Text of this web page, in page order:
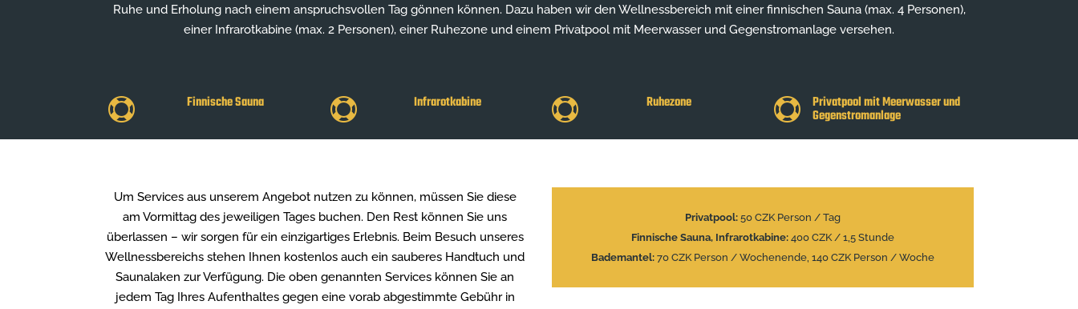
Ruhe und Erholung nach einem anspruchsvollen Tag gönnen können. Dazu haben wir den Wellnessbereich mit einer finnischen Sauna (max. 4 Personen),
einer Infrarotkabine (max. 2 Personen), einer Ruhezone und einem Privatpool mit Meerwasser und Gegenstromanlage versehen.
 Finnische Sauna  Infrarotkabine  Ruhezone  Privatpool mit Meerwasser und
Gegenstromanlage
Um Services aus unserem Angebot nutzen zu können, müssen Sie diese
am Vormittag des jeweiligen Tages buchen. Den Rest können Sie uns
überlassen – wir sorgen für ein einzigartiges Erlebnis. Beim Besuch unseres
Wellnessbereichs stehen Ihnen kostenlos auch ein sauberes Handtuch und
Saunalaken zur Verfügung. Die oben genannten Services können Sie an
jedem Tag Ihres Aufenthaltes gegen eine vorab abgestimmte Gebühr in
Privatpool: 50 CZK Person / Tag
Finnische Sauna, Infrarotkabine: 400 CZK / 1,5 Stunde
Bademantel: 70 CZK Person / Wochenende, 140 CZK Person / Woche